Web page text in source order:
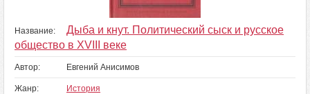
Название:
Дыба и кнут. Политический сыск и русское
общество в XVIII веке
Автор: Евгений Анисимов
Жанр: История